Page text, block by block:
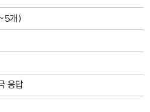
개)
응답